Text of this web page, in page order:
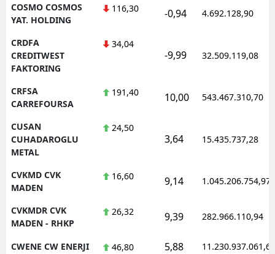
COSMO COSMOS
YAT. HOLDING
116,30 -0,94 4.692.128,90
CRDFA
CREDITWEST
FAKTORING
34,04
-9,99 32.509.119,08
CRFSA
CARREFOURSA
191,40 10,00 543.467.310,70
CUSAN
CUHADAROGLU
METAL
24,50
3,64 15.435.737,28
CVKMD CVK
MADEN
16,60 9,14 1.045.206.754,97
CVKMDR CVK
MADEN - RHKP
26,32 9,39 282.966.110,94
CWENE CW ENERJI 46,80 5,88 11.230.937.061,62